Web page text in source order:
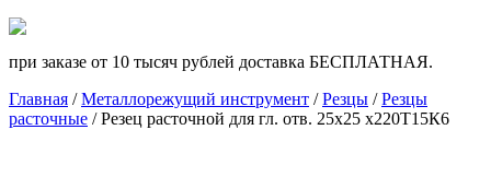
при заказе от 10 тысяч рублей доставка БЕСПЛАТНАЯ.
Главная /Металлорежущий инструмент /Резцы /Резцы
расточные / Резец расточной для гл. отв. 25х25 х220Т15К6